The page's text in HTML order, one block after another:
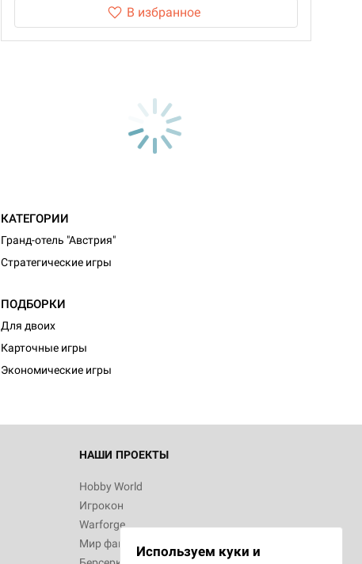
В избранное
КАТЕГОРИИ
Гранд-отель "Австрия"
Стратегические игры
ПОДБОРКИ
Для двоих
Карточные игры
Экономические игры
НАШИ ПРОЕКТЫ
Hobby World
Игрокон
Warforge
Мир фантастикиИспользуем куки и